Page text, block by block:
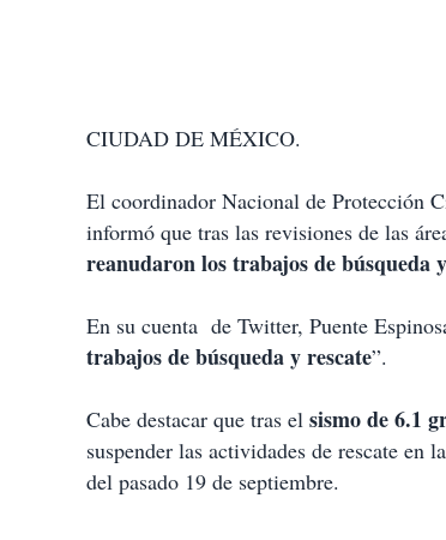
CIUDAD DE MÉXICO.
El coordinador Nacional de Protección
informó que tras las revisiones de las
reanudaron los trabajos de búsqueda
En su cuenta de Twitter, Puente
trabajos de búsqueda y rescate”.
Cabe destacar que tras el sismo de 6.1
suspender las actividades de rescate en
del pasado 19 de septiembre.